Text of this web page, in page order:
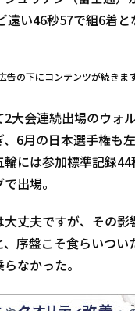
遠い46秒57で組6着と
告の下にコンテンツが続きま
2大会連続出場のウォ
6月の日本選手権も
輪には参加標準記録44
出場。
大丈夫ですが、その影
、序盤こそ食らいつい
なかった。